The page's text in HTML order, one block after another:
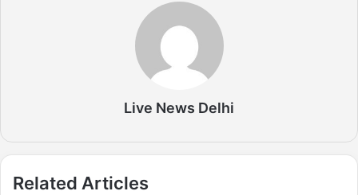
Live News Delhi
Related Articles